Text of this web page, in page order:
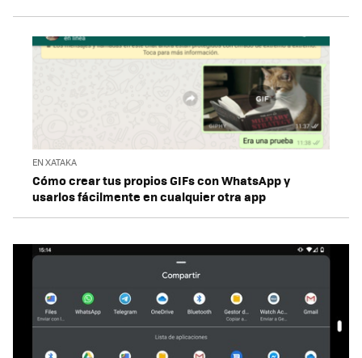
EN XATAKA
Cómo crear tus propios GIFs con WhatsApp y
usarlos fácilmente en cualquier otra app